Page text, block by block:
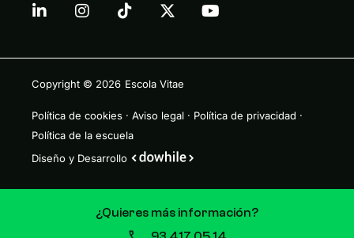
Copyright © 2026 Escola Vitae
Política de cookies · Aviso legal · Política de privacidad ·
Política de la escuela
Diseño y Desarrollo
¿Quieres más información?